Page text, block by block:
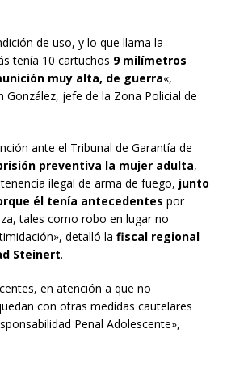
de uso, y lo que llama la
tenía 10 cartuchos 9 milímetros
muy alta, de guerra«,
González, jefe de la Zona Policial de
ante el Tribunal de Garantía de
preventiva la mujer adulta,
ilegal de arma de fuego, junto
él tenía antecedentes por
tales como robo en lugar no
detalló la fiscal regional
Steinert.
en atención a que no
con otras medidas cautelares
Penal Adolescente»,